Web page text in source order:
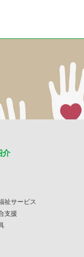
介
祉サービス
支援